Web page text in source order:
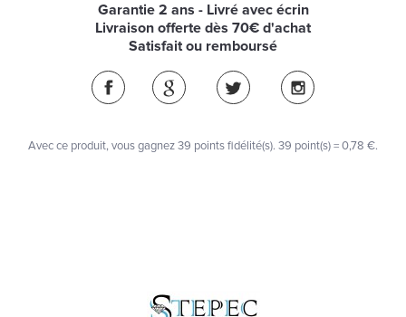
Garantie 2 ans - Livré avec écrin
Livraison offerte dès 70€ d'achat
Satisfait ou remboursé
Avec ce produit, vous gagnez39 points fidélité(s). 39 point(s) =0,78 €.